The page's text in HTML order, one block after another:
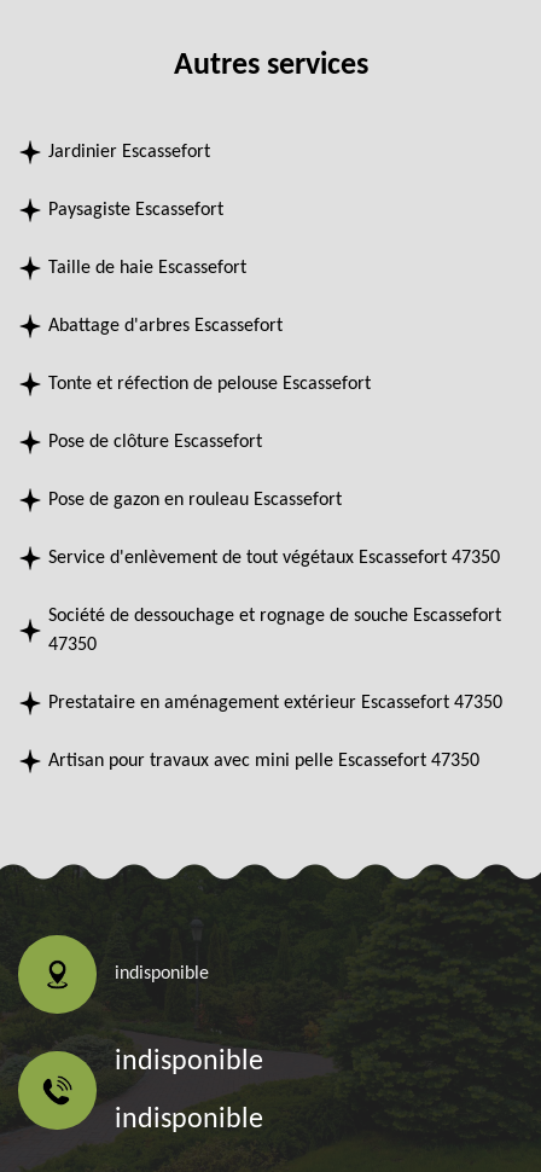
Autres services
Jardinier Escassefort
Paysagiste Escassefort
Taille de haie Escassefort
Abattage d'arbres Escassefort
Tonte et réfection de pelouse Escassefort
Pose de clôture Escassefort
Pose de gazon en rouleau Escassefort
Service d'enlèvement de tout végétaux Escassefort 47350
Société de dessouchage et rognage de souche Escassefort
47350
Prestataire en aménagement extérieur Escassefort 47350
Artisan pour travaux avec mini pelle Escassefort 47350
indisponible
indisponible
indisponible